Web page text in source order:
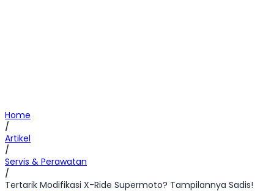
Home
/
Artikel
/
Servis & Perawatan
/
Tertarik Modifikasi X-Ride Supermoto? Tampilannya Sadis!